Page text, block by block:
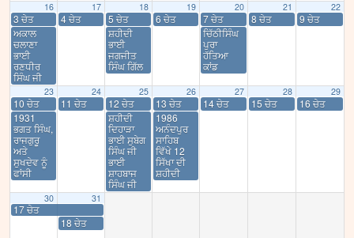
16
3 ਚੇਤ
ਅਕਾਲ
ਚਲਾਣਾ
ਭਾਈ
ਰਣਧੀਰ
ਸਿੰਘ ਜੀ
17
4 ਚੇਤ
18
5 ਚੇਤ
ਸ਼ਹੀਦੀ
ਭਾਈ
ਜਗਜੀਤ
ਸਿੰਘ ਗਿੱਲ
19
6 ਚੇਤ
20
7 ਚੇਤ
ਚਿੱਠੀਸਿੰਘ
ਪੁਰਾ
ਹੱਤਿਆ
ਕਾਂਡ
21
8 ਚੇਤ
22
9 ਚੇਤ
23
10 ਚੇਤ
1931
ਭਗਤ ਸਿੰਘ,
ਰਾਜਗੁਰੂ
ਅਤੇ
ਸੁਖਦੇਵ ਨੂੰ
ਫਾਂਸੀ
24
11 ਚੇਤ
25
12 ਚੇਤ
ਸ਼ਹੀਦੀ
ਦਿਹਾੜਾ
ਭਾਈ ਸੁਬੇਗ
ਸਿੰਘ ਜੀ
ਭਾਈ
ਸ਼ਾਹਬਾਜ
ਸਿੰਘ ਜੀ
26
13 ਚੇਤ
1986
ਅਨੰਦਪੁਰ
ਸਾਹਿਬ
ਵਿੱਖੇ 12
ਸਿੱਖਾ ਦੀ
ਸ਼ਹੀਦੀ
27
14 ਚੇਤ
28
15 ਚੇਤ
29
16 ਚੇਤ
30
17 ਚੇਤ
31
18 ਚੇਤ